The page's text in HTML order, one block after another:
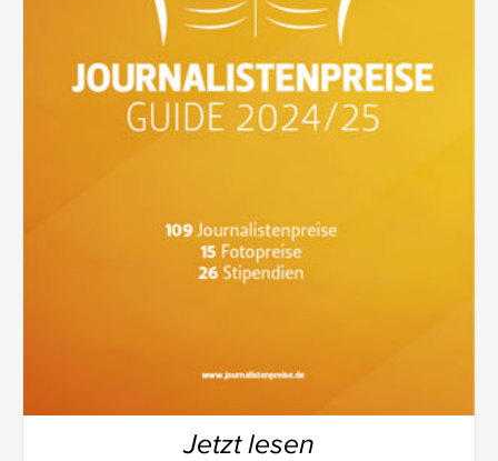
Jetzt lesen